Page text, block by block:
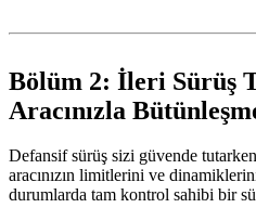
Bölüm 2: İleri Sürüş
Aracınızla
Defansif sürüş sizi güvende
aracınızın limitlerini ve
durumlarda tam kontrol sahibi bir